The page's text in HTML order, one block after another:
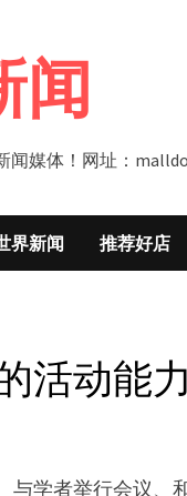
闻
媒体！网址：
界新闻 推荐好店
活动能力
与学者举行会议、